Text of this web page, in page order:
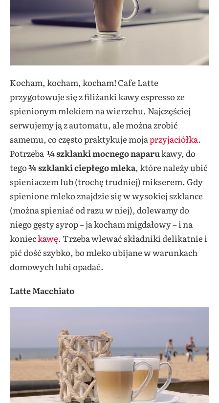
Kocham, kocham, kocham! Cafe Latte
przygotowuje się z filiżanki kawy espresso ze
spienionym mlekiem na wierzchu. Najczęściej
serwujemy ją z automatu, ale można zrobić
samemu, co często praktykuje mojaprzyjaciółka.
Potrzeba ¼ szklanki mocnego naparukawy, do
tego¾ szklanki ciepłego mleka, które należy ubić
spieniaczem lub (trochę trudniej) mikserem. Gdy
spienione mleko znajdzie się w wysokiej szklance
(można spieniać od razu w niej), dolewamy do
niego gęsty syrop – ja kocham migdałowy – i na
konieckawę. Trzeba wlewać składniki delikatnie i
pić dość szybko, bo mleko ubijane w warunkach
domowych lubi opadać.
Latte Macchiato